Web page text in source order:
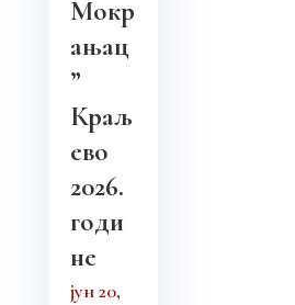
Мокр
ањац
”
Краљ
ево
2026.
годи
не
јун 20,